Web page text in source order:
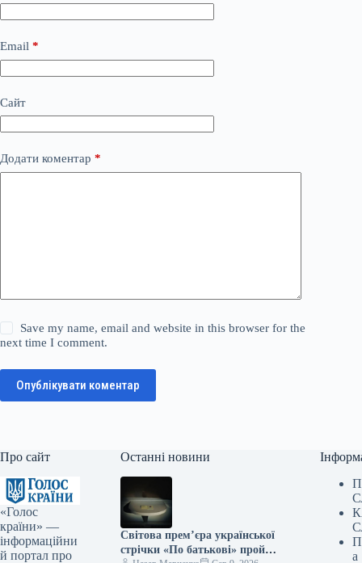
Email *
Сайт
Додати коментар *
Save my name, email and website in this browser for the
next time I comment.
Опублікувати коментар
Про сайт
«Голос
країни» —
інформаційни
й портал про
Останні новини
Світова прем’єра української
стрічки «По батькові» пройде
а